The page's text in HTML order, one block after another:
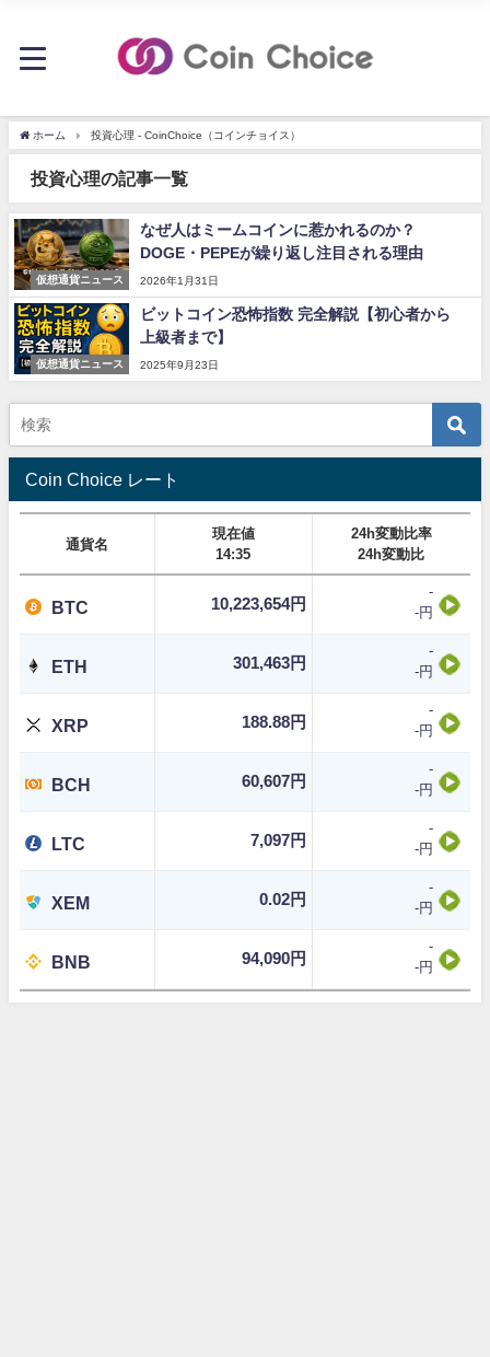
ホーム 投資心理 - CoinChoice（コインチョイス）
投資心理の記事一覧
仮想通貨ニュース
なぜ人はミームコインに惹かれるのか？
DOGE・PEPEが繰り返し注目される理由
2026年1月31日
仮想通貨ニュース
ビットコイン恐怖指数 完全解説【初心者から
上級者まで】
2025年9月23日
Coin Choice レート
通貨名
現在値
14:35
24h変動比率
24h変動比
BTC 10,223,654円
-
-円
ETH 301,463円
-
-円
XRP 188.88円
-
-円
BCH 60,607円
-
-円
LTC 7,097円
-
-円
XEM 0.02円
-
-円
BNB 94,090円
-
-円